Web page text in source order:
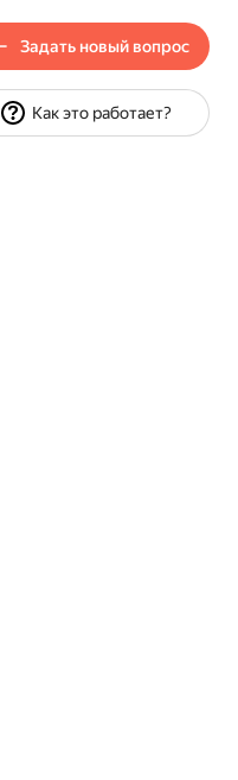
Задать новый вопрос
Как это работает?